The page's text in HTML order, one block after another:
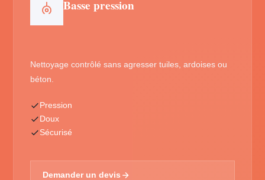
Basse pression
Nettoyage contrôlé sans agresser tuiles, ardoises ou
béton.
Pression
Doux
Sécurisé
Demander un devis